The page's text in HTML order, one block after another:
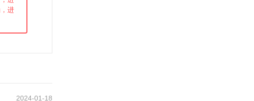
进
2024-01-18